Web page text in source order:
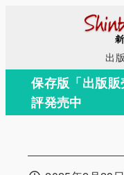
コ
テ
出
保存版「出版
評発売中